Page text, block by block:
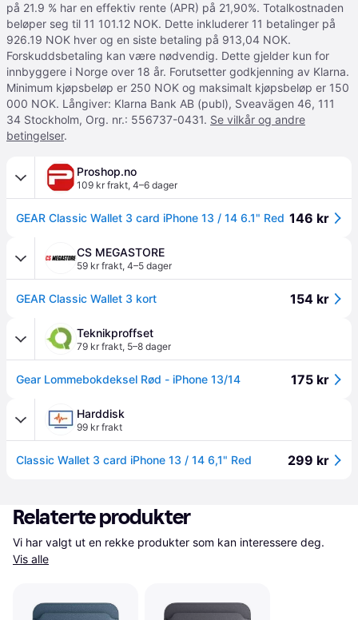
på 21.9 % har en effektiv rente (APR) på 21,90%. Totalkostnaden
beløper seg til 11 101.12 NOK. Dette inkluderer 11 betalinger på
926.19 NOK hver og en siste betaling på 913,04 NOK.
Forskuddsbetaling kan være nødvendig. Dette gjelder kun for
innbyggere i Norge over 18 år. Forutsetter godkjenning av Klarna.
Minimum kjøpsbeløp er 250 NOK og maksimalt kjøpsbeløp er 150
000 NOK. Långiver: Klarna Bank AB (publ), Sveavägen 46, 111
34 Stockholm, Org. nr.: 556737-0431. Se vilkår og andre
betingelser.
Proshop.no
109 kr frakt, 4–6 dager
GEAR Classic Wallet 3 card iPhone 13 / 14 6.1" Red 146 kr
CS MEGASTORE
59 kr frakt, 4–5 dager
GEAR Classic Wallet 3 kort 154 kr
Teknikproffset
79 kr frakt, 5–8 dager
Gear Lommebokdeksel Rød - iPhone 13/14 175 kr
Harddisk
99 kr frakt
Classic Wallet 3 card iPhone 13 / 14 6,1" Red 299 kr
Relaterte produkter
Vis alle